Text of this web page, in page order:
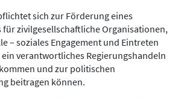
sich zur Förderung eines
für zivilgesellschaftliche Organisationen,
– soziales Engagement und Eintreten
verantwortliches Regierungshandeln
und zur politischen
beitragen können.